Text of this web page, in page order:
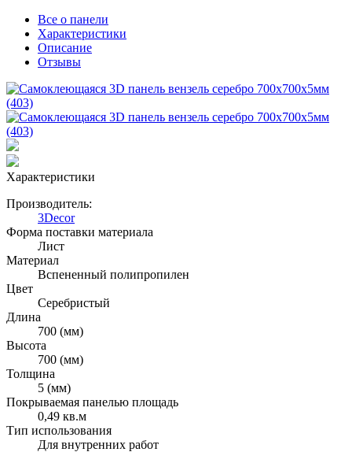
Все о панели
Характеристики
Описание
Отзывы
Характеристики
Производитель:
3Decor
Форма поставки материала
Лист
Материал
Вспененный полипропилен
Цвет
Серебристый
Длина
700 (мм)
Высота
700 (мм)
Толщина
5 (мм)
Покрываемая панелью площадь
0,49 кв.м
Тип использования
Для внутренних работ